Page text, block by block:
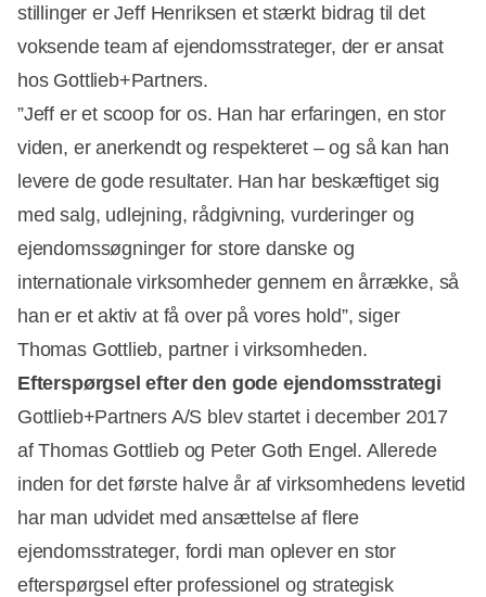
stillinger er Jeff Henriksen et stærkt bidrag til det
voksende team af ejendomsstrateger, der er ansat
hos Gottlieb+Partners.
”Jeff er et scoop for os. Han har erfaringen, en stor
viden, er anerkendt og respekteret – og så kan han
levere de gode resultater. Han har beskæftiget sig
med salg, udlejning, rådgivning, vurderinger og
ejendomssøgninger for store danske og
internationale virksomheder gennem en årrække, så
han er et aktiv at få over på vores hold”, siger
Thomas Gottlieb, partner i virksomheden.
Efterspørgsel efter den gode ejendomsstrategi
Gottlieb+Partners A/S blev startet i december 2017
af Thomas Gottlieb og Peter Goth Engel. Allerede
inden for det første halve år af virksomhedens levetid
har man udvidet med ansættelse af flere
ejendomsstrateger, fordi man oplever en stor
efterspørgsel efter professionel og strategisk